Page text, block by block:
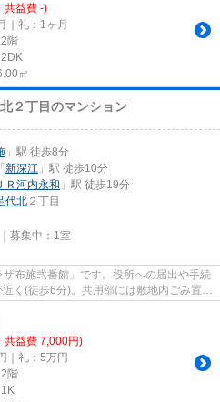
共益費 -)
｜礼：1ヶ月
階
㎡
２丁目のマンション
」駅 徒歩8分
「新深江 」駅 徒歩10分
ＪＲ河内永和 」駅 徒歩19分
代北 ２丁目
募集中： 1室
布施弐番館」です。役所への届出や手続
く(徒歩6分)。共用部には敷地内ごみ置き
共益費 7,000円)
｜礼：5万円
階